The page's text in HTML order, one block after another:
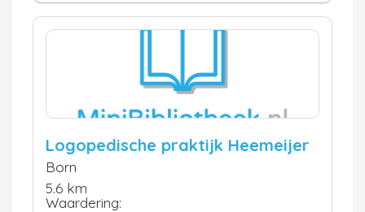
Logopedische praktijk Heemeijer
Born
5.6 km
Waardering: